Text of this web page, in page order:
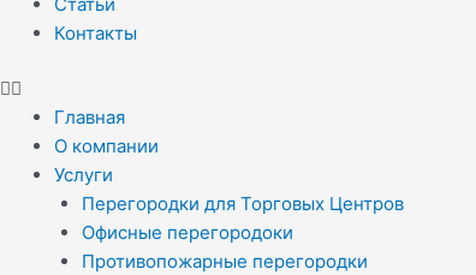
Контакты
Главная
О компании
Услуги
Перегородки для Торговых Центров
Офисные перегородоки
Противопожарные перегородки